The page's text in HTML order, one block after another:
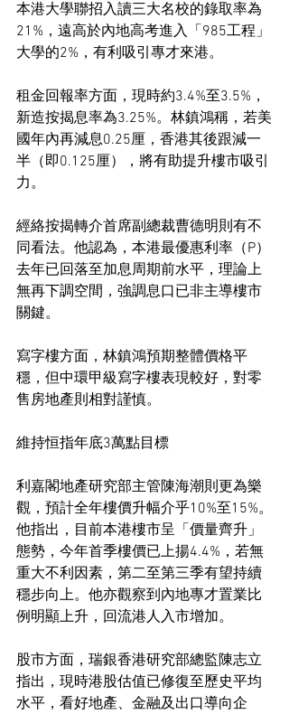
本港大學聯招入讀三大名校的錄取率為
21%，遠高於內地高考進入「985工程」
大學的2%，有利吸引專才來港。
租金回報率方面，現時約3.4%至3.5%，
新造按揭息率為3.25%。林鎮鴻稱，若美
國年內再減息0.25厘，香港其後跟減一
半（即0.125厘），將有助提升樓市吸引
力。
經絡按揭轉介首席副總裁曹德明則有不
同看法。他認為，本港最優惠利率（P）
去年已回落至加息周期前水平，理論上
無再下調空間，強調息口已非主導樓市
關鍵。
寫字樓方面，林鎮鴻預期整體價格平
穩，但中環甲級寫字樓表現較好，對零
售房地產則相對謹慎。
維持恒指年底3萬點目標
利嘉閣地產研究部主管陳海潮則更為樂
觀，預計全年樓價升幅介乎10%至15%。
他指出，目前本港樓市呈「價量齊升」
態勢，今年首季樓價已上揚4.4%，若無
重大不利因素，第二至第三季有望持續
穩步向上。他亦觀察到內地專才置業比
例明顯上升，回流港人入市增加。
股市方面，瑞銀香港研究部總監陳志立
指出，現時港股估值已修復至歷史平均
水平，看好地產、金融及出口導向企